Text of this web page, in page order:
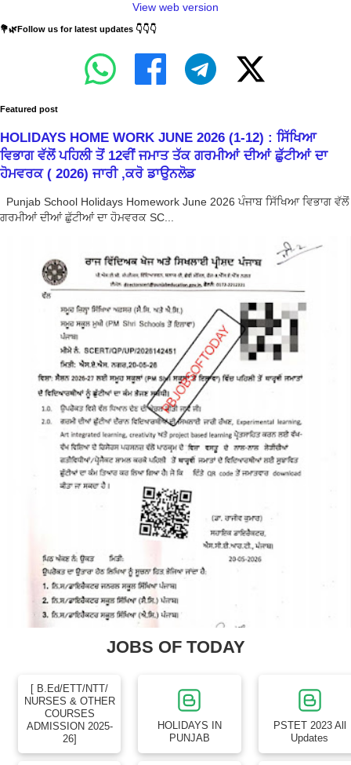
View web version
💐🌿Follow us for latest updates 👇👇👇
Featured post
HOLIDAYS HOME WORK JUNE 2026 (1-12) : ਸਿੱਖਿਆ
ਵਿਭਾਗ ਵੱਲੋਂ ਪਹਿਲੀ ਤੋਂ 12ਵੀਂ ਜਮਾਤ ਤੱਕ ਗਰਮੀਆਂ ਦੀਆਂ ਛੁੱਟੀਆਂ ਦਾ
ਹੋਮਵਰਕ ( 2026) ਜਾਰੀ ,ਕਰੋ ਡਾਉਨਲੋਡ
Punjab School Holidays Homework June 2026 ਪੰਜਾਬ ਸਿੱਖਿਆ ਵਿਭਾਗ ਵੱਲੋਂ
ਗਰਮੀਆਂ ਦੀਆਂ ਛੁੱਟੀਆਂ ਦਾ ਹੋਮਵਰਕ SC...
JOBS OF TODAY
[ B.Ed/ETT/NTT/
NURSES & OTHER
COURSES
ADMISSION 2025-
26]
HOLIDAYS IN
PUNJAB
PSTET 2023 All
Updates